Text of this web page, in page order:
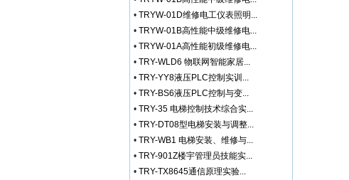
• TRYW-01D维修电工仪表照明...
• TRYW-01B高性能中级维修电...
• TRYW-01A高性能初级维修电...
• TRY-WLD6 物联网智能家居...
• TRY-YY8液压PLC控制实训...
• TRY-BS6液压PLC控制与变...
• TRY-35 电梯控制技术综合实...
• TRY-DT08型电梯安装与调整...
• TRY-WB1 电梯安装、维修与...
• TRY-901Z楼宇管理员技能实...
• TRY-TX8645通信原理实验...